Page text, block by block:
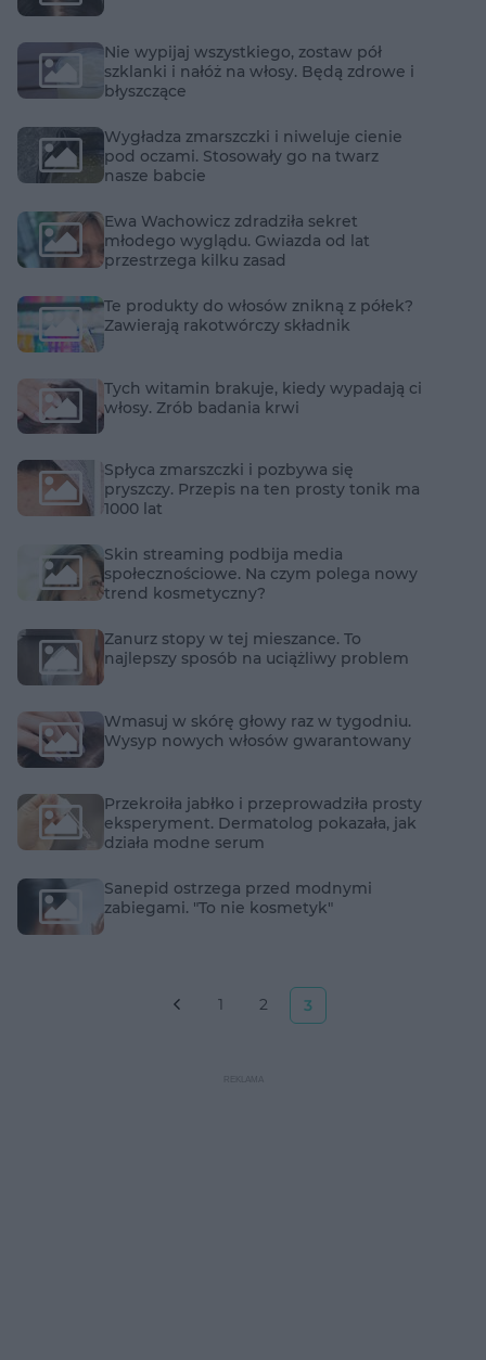
Nie wypijaj wszystkiego, zostaw pół
szklanki i nałóż na włosy. Będą zdrowe i
błyszczące
Wygładza zmarszczki i niweluje cienie
pod oczami. Stosowały go na twarz
nasze babcie
Ewa Wachowicz zdradziła sekret
młodego wyglądu. Gwiazda od lat
przestrzega kilku zasad
Te produkty do włosów znikną z półek?
Zawierają rakotwórczy składnik
Tych witamin brakuje, kiedy wypadają ci
włosy. Zrób badania krwi
Spłyca zmarszczki i pozbywa się
pryszczy. Przepis na ten prosty tonik ma
1000 lat
Skin streaming podbija media
społecznościowe. Na czym polega nowy
trend kosmetyczny?
Zanurz stopy w tej mieszance. To
najlepszy sposób na uciążliwy problem
Wmasuj w skórę głowy raz w tygodniu.
Wysyp nowych włosów gwarantowany
Przekroiła jabłko i przeprowadziła prosty
eksperyment. Dermatolog pokazała, jak
działa modne serum
Sanepid ostrzega przed modnymi
zabiegami. "To nie kosmetyk"
1 2 3